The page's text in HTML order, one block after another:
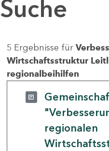
Suche
5 Ergebnisse für
Wirtschaftsstruktur
regionalbeihilfen
regionalen